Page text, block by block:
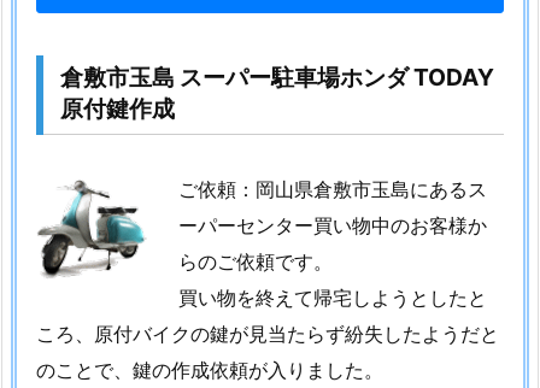
ル
ー
カ
開
錠
の
依
頼
倉敷市玉島 スーパー駐車場ホンダ TODAY
原付鍵作成
ご依頼：岡山県倉敷市玉島にあるス
ーパーセンター買い物中のお客様か
らのご依頼です。
買い物を終えて帰宅しようとしたと
ころ、原付バイクの鍵が見当たらず紛失したようだと
のことで、鍵の作成依頼が入りました。